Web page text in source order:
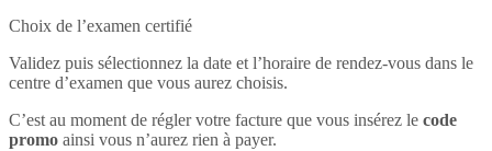
Choix de l’examen certifié
Validez puis sélectionnez la date et l’horaire de rendez-vous dans le
centre d’examen que vous aurez choisis.
C’est au moment de régler votre facture que vous insérez le code
promo ainsi vous n’aurez rien à payer.